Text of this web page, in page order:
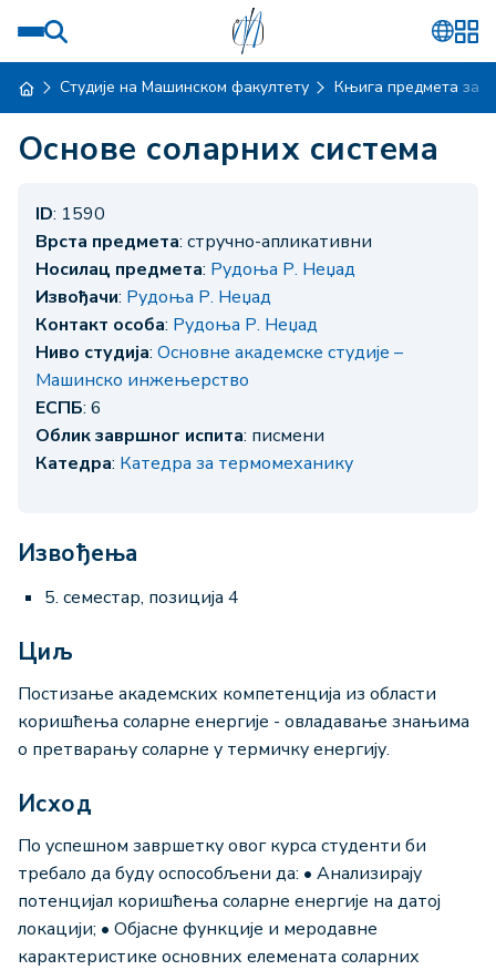
Студије на Машинском факултету Књига предмета за
Основе соларних система
ID: 1590
Врста предмета: стручно-апликативни
Носилац предмета: Рудоња Р. Неџад
Извођачи: Рудоња Р. Неџад
Контакт особа: Рудоња Р. Неџад
Ниво студија: Основне академске студије –
Машинско инжењерство
ЕСПБ: 6
Облик завршног испита: писмени
Катедра: Катедра за термомеханику
Извођења
5. семестар, позиција 4
Циљ
Постизање академских компетенција из области
коришћења соларне енергије - oвладавање знањима
о претварању соларне у термичку енергију.
Исход
По успешном завршетку овог курса студенти би
требало да буду оспособљени да: • Анализирају
потенцијал коришћења соларне енергије на датој
локацији; • Објасне функције и меродавне
карактеристике основних елемената соларних